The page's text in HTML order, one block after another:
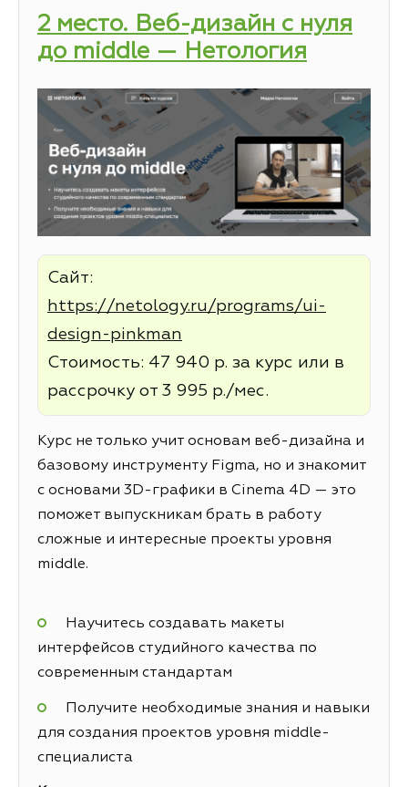
2 место. Веб-дизайн с нуля
до middle — Нетология
Сайт:
https://netology.ru/programs/ui-
design-pinkman
Стоимость: 47 940 р. за курс или в
рассрочку от 3 995 р./мес.
Курс не только учит основам веб-дизайна и
базовому инструменту Figma, но и знакомит
с основами 3D-графики в Cinema 4D — это
поможет выпускникам брать в работу
сложные и интересные проекты уровня
middle.
Научитесь создавать макеты
интерфейсов студийного качества по
современным стандартам
Получите необходимые знания и навыки
для создания проектов уровня middle-
специалиста